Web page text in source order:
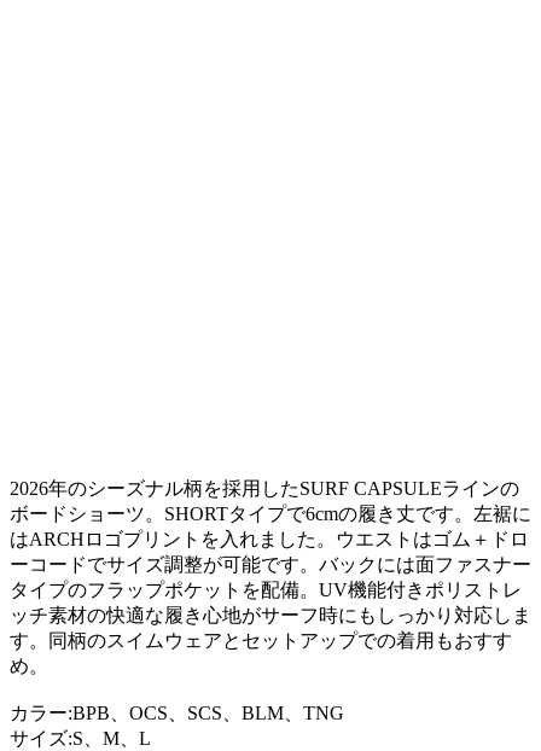
2026年のシーズナル柄を採用したSURF CAPSULEラインの
ボードショーツ。SHORTタイプで6cmの履き丈です。左裾に
はARCHロゴプリントを入れました。ウエストはゴム＋ドロ
ーコードでサイズ調整が可能です。バックには面ファスナー
タイプのフラップポケットを配備。UV機能付きポリストレ
ッチ素材の快適な履き心地がサーフ時にもしっかり対応しま
す。同柄のスイムウェアとセットアップでの着用もおすす
め。
カラー:BPB、OCS、SCS、BLM、TNG
サイズ:S、M、L